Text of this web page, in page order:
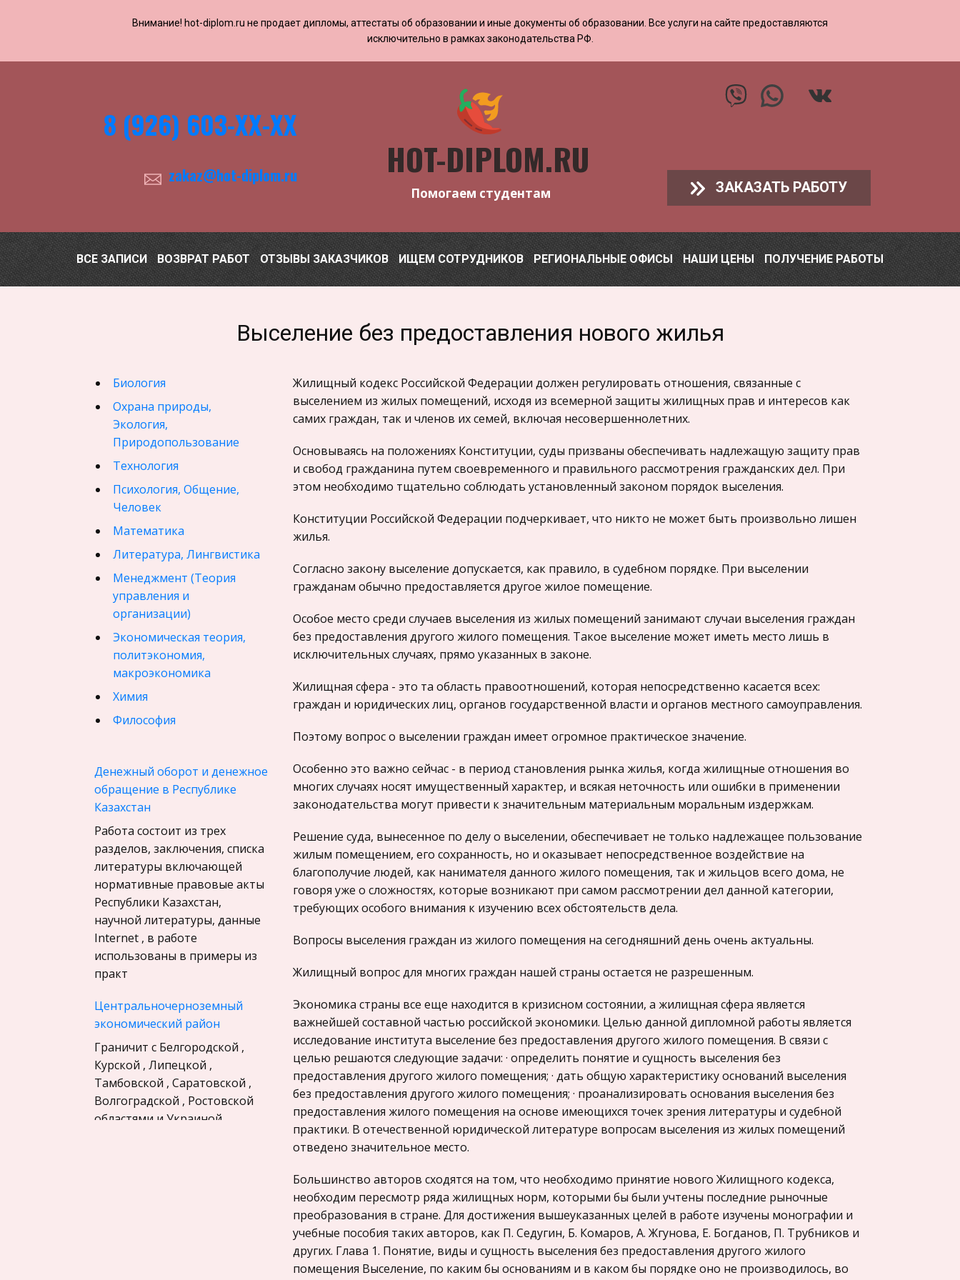
Внимание! ​​​​hot-diplom.ru не продает дипломы, аттестаты об образовании и иные документы об образовании. Все услуги на сайте предоставляются
исключительно в рамках законодательства РФ.
HOT-DIPLOM.RU
Помогаем студентам
8 (926) 603-ХХ-ХХ
zakaz@hot-diplom.ru
ЗАКАЗАТЬ РАБОТУ
ВСЕ ЗАПИСИ ВОЗВРАТ РАБОТ ОТЗЫВЫ ЗАКАЗЧИКОВ ИЩЕМ СОТРУДНИКОВ РЕГИОНАЛЬНЫЕ ОФИСЫ НАШИ ЦЕНЫ ПОЛУЧЕНИЕ РАБОТЫ
Выселение без предоставления нового жилья
Биология
Охрана природы,
Экология,
Природопользование
Технология
Психология, Общение,
Человек
Математика
Литература, Лингвистика
Менеджмент (Теория
управления и
организации)
Экономическая теория,
политэкономия,
макроэкономика
Химия
Философия
Финансовое право
История государства и
права зарубежных стран
География, Экономическая
география
Физика
Искусство, Культура,
Литература
Компьютерные сети
Материаловедение
Программирование, Базы
данных
Бухгалтерский учет
История
Уголовное право
Экскурсии и туризм
Денежный оборот и денежное
обращение в Республике
Казахстан
Работа состоит из трех
разделов, заключения, списка
литературы включающей
нормативные правовые акты
Республики Казахстан,
научной литературы, данные
Internet , в работе
использованы в примеры из
практ
Центральночерноземный
экономический район
Граничит с Белгородской ,
Курской , Липецкой ,
Тамбовской , Саратовской ,
Волгоградской , Ростовской
областями и Украиной .
Введение……………………………………………………………
Жилищный кодекс Российской Федерации должен регулировать отношения, связанные с
выселением из жилых помещений, исходя из всемерной защиты жилищных прав и интересов как
самих граждан, так и членов их семей, включая несовершеннолетних.
Основываясь на положениях Конституции, суды призваны обеспечивать надлежащую защиту прав
и свобод гражданина путем своевременного и правильного рассмотрения гражданских дел. При
этом необходимо тщательно соблюдать установленный законом порядок выселения.
Конституции Российской Федерации подчеркивает, что никто не может быть произвольно лишен
жилья.
Согласно закону выселение допускается, как правило, в судебном порядке. При выселении
гражданам обычно предоставляется другое жилое помещение.
Особое место среди случаев выселения из жилых помещений занимают случаи выселения граждан
без предоставления другого жилого помещения. Такое выселение может иметь место лишь в
исключительных случаях, прямо указанных в законе.
Жилищная сфера - это та область правоотношений, которая непосредственно касается всех:
граждан и юридических лиц, органов государственной власти и органов местного самоуправления.
Поэтому вопрос о выселении граждан имеет огромное практическое значение.
Особенно это важно сейчас - в период становления рынка жилья, когда жилищные отношения во
многих случаях носят имущественный характер, и всякая неточность или ошибки в применении
законодательства могут привести к значительным материальным моральным издержкам.
Решение суда, вынесенное по делу о выселении, обеспечивает не только надлежащее пользование
жилым помещением, его сохранность, но и оказывает непосредственное воздействие на
благополучие людей, как нанимателя данного жилого помещения, так и жильцов всего дома, не
говоря уже о сложностях, которые возникают при самом рассмотрении дел данной категории,
требующих особого внимания к изучению всех обстоятельств дела.
Вопросы выселения граждан из жилого помещения на сегодняшний день очень актуальны.
Жилищный вопрос для многих граждан нашей страны остается не разрешенным.
Экономика страны все еще находится в кризисном состоянии, а жилищная сфера является
важнейшей составной частью российской экономики. Целью данной дипломной работы является
исследование института выселение без предоставления другого жилого помещения. В связи с
целью решаются следующие задачи: · определить понятие и сущность выселения без
предоставления другого жилого помещения; · дать общую характеристику оснований выселения
без предоставления другого жилого помещения; · проанализировать основания выселения без
предоставления жилого помещения на основе имеющихся точек зрения литературы и судебной
практики. В отечественной юридической литературе вопросам выселения из жилых помещений
отведено значительное место.
Большинство авторов сходятся на том, что необходимо принятие нового Жилищного кодекса,
необходим пересмотр ряда жилищных норм, которыми бы были учтены последние рыночные
преобразования в стране. Для достижения вышеуказанных целей в работе изучены монографии и
учебные пособия таких авторов, как П. Седугин, Б. Комаров, А. Жгунова, Е. Богданов, П. Трубников и
других. Глава 1. Понятие, виды и сущность выселения без предоставления другого жилого
помещения Выселение, по каким бы основаниям и в каком бы порядке оно не производилось, во